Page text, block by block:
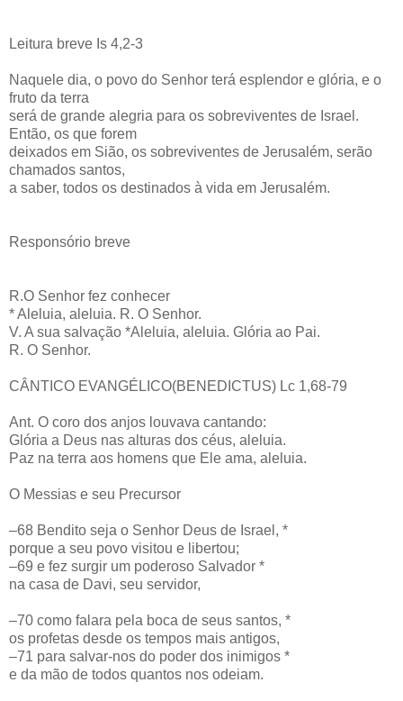
Leitura breve Is 4,2-3
Naquele dia, o povo do Senhor terá esplendor e glória, e o
fruto da terra
será de grande alegria para os sobreviventes de Israel.
Então, os que forem
deixados em Sião, os sobreviventes de Jerusalém, serão
chamados santos,
a saber, todos os destinados à vida em Jerusalém.
Responsório breve
R.O Senhor fez conhecer
* Aleluia, aleluia. R. O Senhor.
V. A sua salvação *Aleluia, aleluia. Glória ao Pai.
R. O Senhor.
CÂNTICO EVANGÉLICO(BENEDICTUS) Lc 1,68-79
Ant. O coro dos anjos louvava cantando:
Glória a Deus nas alturas dos céus, aleluia.
Paz na terra aos homens que Ele ama, aleluia.
O Messias e seu Precursor
–68 Bendito seja o Senhor Deus de Israel, *
porque a seu povo visitou e libertou;
–69 e fez surgir um poderoso Salvador *
na casa de Davi, seu servidor,
–70 como falara pela boca de seus santos, *
os profetas desde os tempos mais antigos,
–71 para salvar-nos do poder dos inimigos *
e da mão de todos quantos nos odeiam.